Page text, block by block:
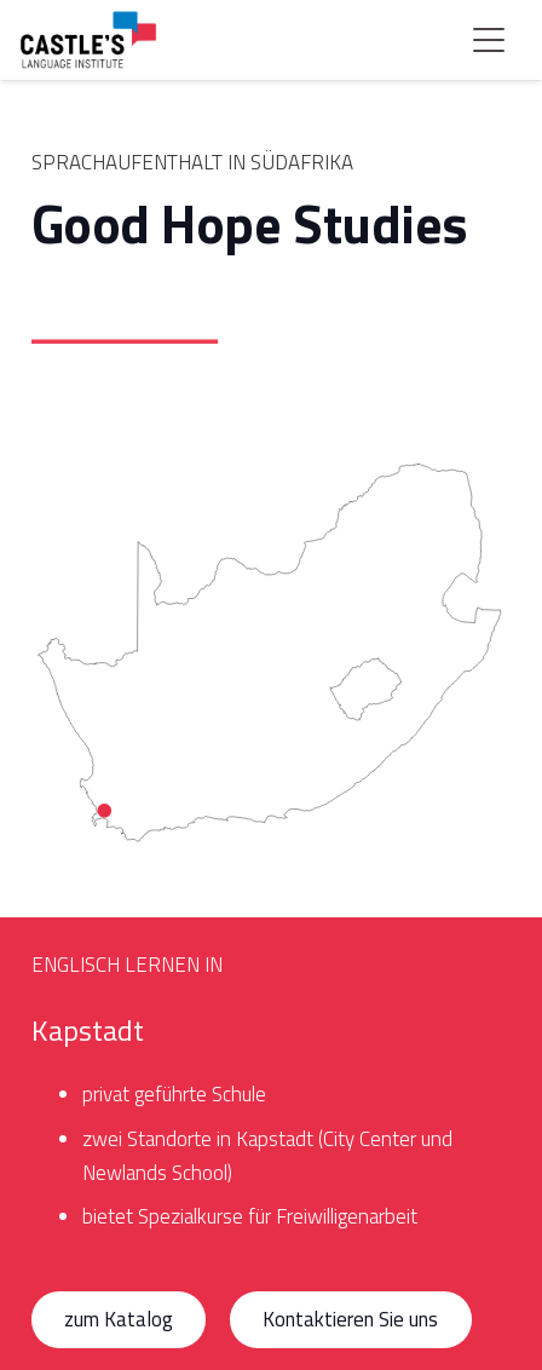
SPRACHAUFENTHALT IN SÜDAFRIKA
Good Hope Studies
ENGLISCH LERNEN IN
Kapstadt
privat geführte Schule
zwei Standorte in Kapstadt (City Center und
Newlands School)
bietet Spezialkurse für Freiwilligenarbeit
zum Katalog Kontaktieren Sie uns